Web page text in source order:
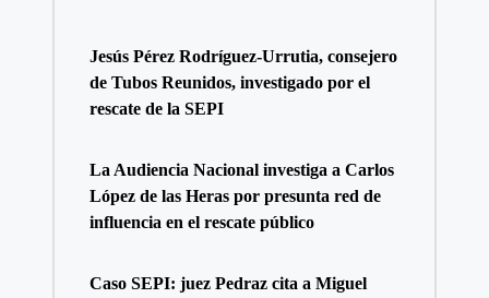
Jesús Pérez Rodríguez-Urrutia, consejero
de Tubos Reunidos, investigado por el
rescate de la SEPI
La Audiencia Nacional investiga a Carlos
López de las Heras por presunta red de
influencia en el rescate público
Caso SEPI: juez Pedraz cita a Miguel